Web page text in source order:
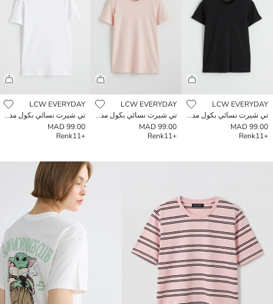
LCW EVERYDAY
تي شيرت نسائي بكول مدور
99.00 MAD
+11
Renk
LCW EVERYDAY
تي شيرت نسائي بكول مدور
99.00 MAD
+11
Renk
LCW EVERYDAY
تي شيرت نسائي بكول مدور
99.00 MAD
+11
Renk